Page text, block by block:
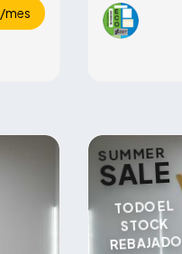
/mes
SUMMER
SALE
TODO EL
STOCK
REBAJADO